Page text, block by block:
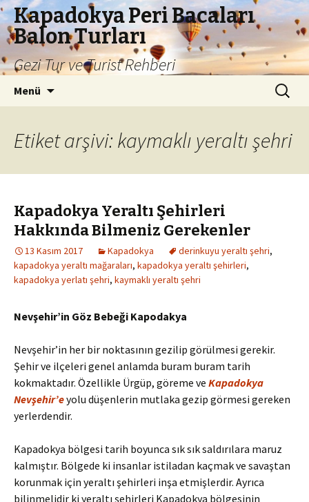
Kapadokya Peri Bacaları
Balon Turları
Gezi Tur ve Turist Rehberi
Menü Arama:
Etiket arşivi: kaymaklı yeraltı şehri
Kapadokya Yeraltı Şehirleri
Hakkında Bilmeniz Gerekenler
13 Kasım 2017 Kapadokya derinkuyu yeraltı şehri,
kapadokya yeraltı mağaraları, kapadokya yeraltı şehirleri,
kapadokya yerlatı şehri, kaymaklı yeraltı şehri
Nevşehir’in Göz Bebeği Kapodakya
Nevşehir’in her bir noktasının gezilip görülmesi gerekir.
Şehir ve ilçeleri genel anlamda buram buram tarih
kokmaktadır. Özellikle Ürgüp, göreme ve Kapadokya
Nevşehir’eyolu düşenlerin mutlaka gezip görmesi gereken
yerlerdendir.
Kapadokya bölgesi tarih boyunca sık sık saldırılara maruz
kalmıştır. Bölgede ki insanlar istiladan kaçmak ve savaştan
korunmak için yeraltı şehirleri inşa etmişlerdir. Ayrıca
bilinmelidir ki yeraltı şehirleri Kapadokya bölgesinin